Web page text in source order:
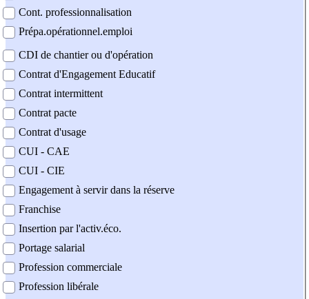
Cont. professionnalisation
Prépa.opérationnel.emploi
CDI de chantier ou d'opération
Contrat d'Engagement Educatif
Contrat intermittent
Contrat pacte
Contrat d'usage
CUI - CAE
CUI - CIE
Engagement à servir dans la réserve
Franchise
Insertion par l'activ.éco.
Portage salarial
Profession commerciale
Profession libérale